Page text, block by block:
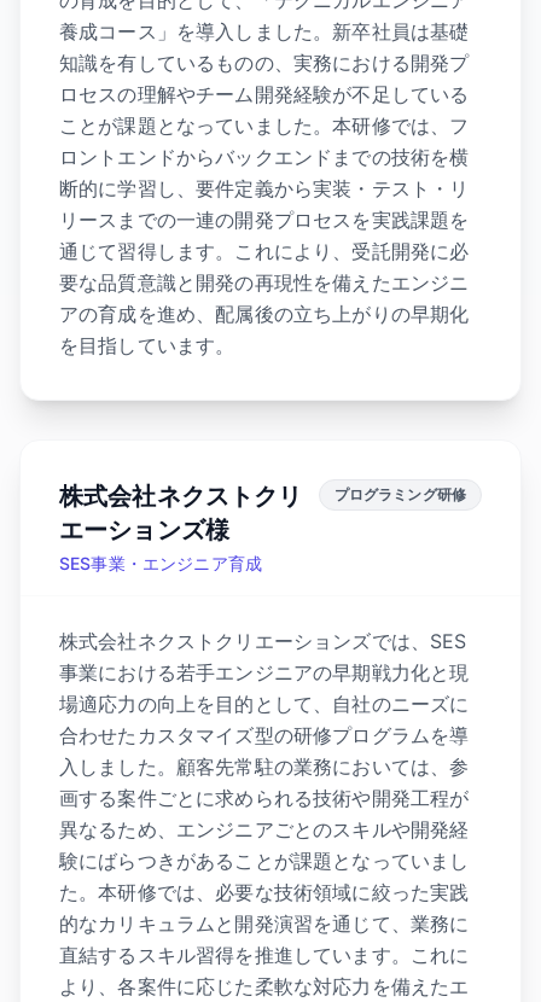
養成コース」を導入しました。新卒社員は基礎
知識を有しているものの、実務における開発プ
ロセスの理解やチーム開発経験が不足している
ことが課題となっていました。本研修では、フ
ロントエンドからバックエンドまでの技術を横
断的に学習し、要件定義から実装・テスト・リ
リースまでの一連の開発プロセスを実践課題を
通じて習得します。これにより、受託開発に必
要な品質意識と開発の再現性を備えたエンジニ
アの育成を進め、配属後の立ち上がりの早期化
を目指しています。
株式会社ネクストクリ
エーションズ様
SES事業・エンジニア育成
プログラミング研修
株式会社ネクストクリエーションズでは、SES
事業における若手エンジニアの早期戦力化と現
場適応力の向上を目的として、自社のニーズに
合わせたカスタマイズ型の研修プログラムを導
入しました。顧客先常駐の業務においては、参
画する案件ごとに求められる技術や開発工程が
異なるため、エンジニアごとのスキルや開発経
験にばらつきがあることが課題となっていまし
た。本研修では、必要な技術領域に絞った実践
的なカリキュラムと開発演習を通じて、業務に
直結するスキル習得を推進しています。これに
より、各案件に応じた柔軟な対応力を備えたエ